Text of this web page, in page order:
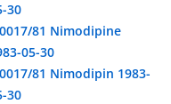
30
81 Nimodipine
05-30
81 Nimodipin 1983-
30